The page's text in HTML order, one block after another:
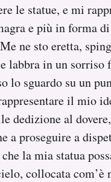
le statue, e mi
e più in forma
ne sto eretta,
labbra in un sorriso
lo sguardo su un
il mio
dedizione al
a proseguire a
la mia statua
collocata com’è